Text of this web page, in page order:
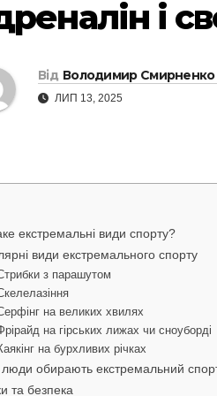
і
Від Володимир Смирненко
ЛИП 13, 2025
екстремальні види спорту?
види екстремального спорту
з парашутом
на великих хвилях
на гірських лижах чи сноуборді
на бурхливих річках
обирають екстремальний
та безпека